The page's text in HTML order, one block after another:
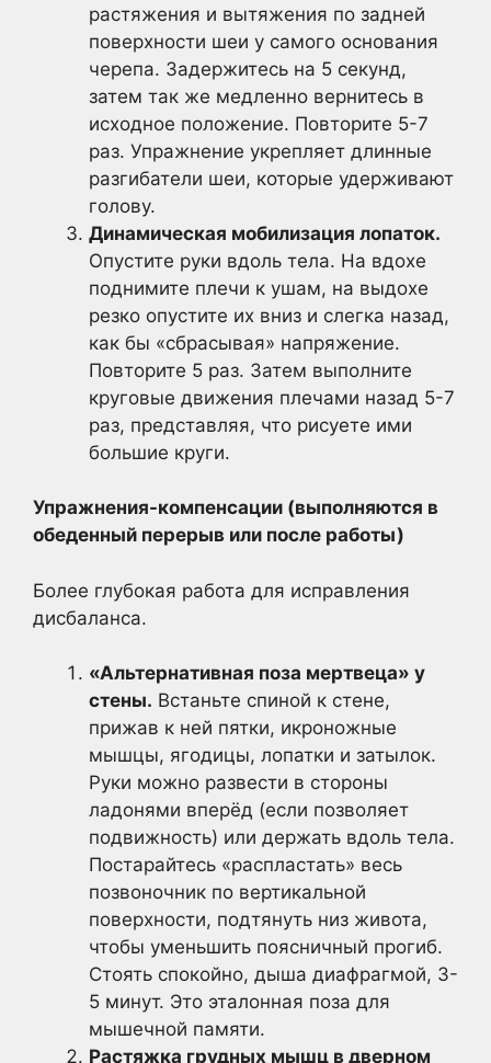
растяжения и вытяжения по задней
поверхности шеи у самого основания
черепа. Задержитесь на 5 секунд,
затем так же медленно вернитесь в
исходное положение. Повторите 5-7
раз. Упражнение укрепляет длинные
разгибатели шеи, которые удерживают
голову.
Динамическая мобилизация лопаток.
Опустите руки вдоль тела. На вдохе
поднимите плечи к ушам, на выдохе
резко опустите их вниз и слегка назад,
как бы «сбрасывая» напряжение.
Повторите 5 раз. Затем выполните
круговые движения плечами назад 5-7
раз, представляя, что рисуете ими
большие круги.
Упражнения-компенсации (выполняются в
обеденный перерыв или после работы)
Более глубокая работа для исправления
дисбаланса.
«Альтернативная поза мертвеца» у
стены. Встаньте спиной к стене,
прижав к ней пятки, икроножные
мышцы, ягодицы, лопатки и затылок.
Руки можно развести в стороны
ладонями вперёд (если позволяет
подвижность) или держать вдоль тела.
Постарайтесь «распластать» весь
позвоночник по вертикальной
поверхности, подтянуть низ живота,
чтобы уменьшить поясничный прогиб.
Стоять спокойно, дыша диафрагмой, 3-
5 минут. Это эталонная поза для
мышечной памяти.
Растяжка грудных мышц в дверном